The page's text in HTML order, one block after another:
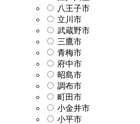
八王子市
立川市
武蔵野市
三鷹市
青梅市
府中市
昭島市
調布市
町田市
小金井市
小平市